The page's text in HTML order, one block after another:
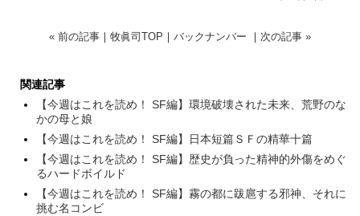
« 前の記事 ｜ 牧眞司TOP ｜ バックナンバー ｜ 次の記事 »
関連記事
【今週はこれを読め！ SF編】環境破壊された未来、荒野のな
かの母と娘
【今週はこれを読め！ SF編】日本短篇ＳＦの精華十篇
【今週はこれを読め！ SF編】歴史が負った精神的外傷をめぐ
るハードボイルド
【今週はこれを読め！ SF編】霧の都に跋扈する邪神、それに
挑む名コンビ